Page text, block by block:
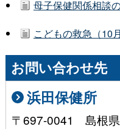
母子保健関係相談
こどもの救急（10
お問い合わせ先
浜田保健所
〒697-0041 島根